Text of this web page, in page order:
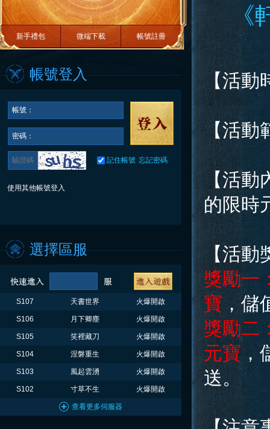
新手禮包 微端下載 帳號註冊
帳號登入
帳號：
密碼：
忘記密碼
記住帳號
使用其他帳號登入
選擇區服
S107 天書世界 火爆開啟
S106 月下卿塵 火爆開啟
S105 笑裡藏刀 火爆開啟
S104 涅磐重生 火爆開啟
S103 風起雲湧 火爆開啟
S102 寸草不生 火爆開啟
查看更多伺服器
【活動
【活動
【活動
的限時
【活動
獎勵一
寶，儲
獎勵二
元寶，
送。